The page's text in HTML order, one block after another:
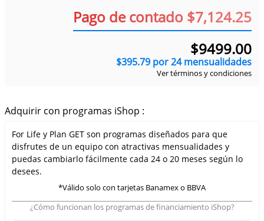
Pago de contado $7,124.25
$9499.00
$395.79 por24mensualidades
Ver términos y condiciones
Adquirir con programas iShop :
For Life y Plan GET son programas diseñados para que
disfrutes de un equipo con atractivas mensualidades y
puedas cambiarlo fácilmente cada 24 o 20 meses según lo
desees.
*Válido solo con tarjetas Banamex o BBVA
¿Cómo funcionan los programas de financiamiento iShop?